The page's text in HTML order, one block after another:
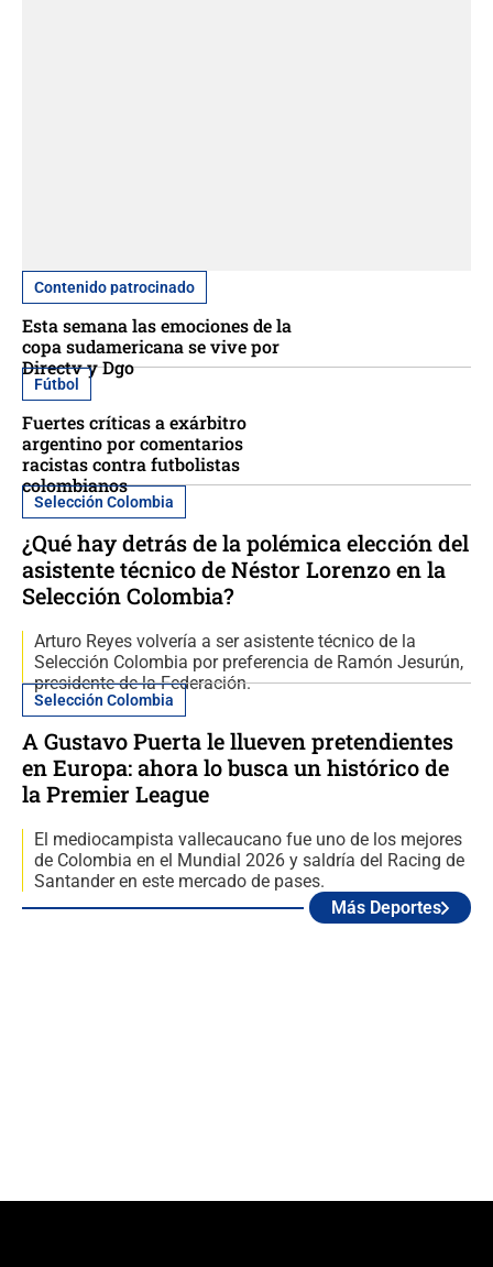
Contenido patrocinado
Esta semana las emociones de la
copa sudamericana se vive por
Directv y Dgo
Fútbol
Fuertes críticas a exárbitro
argentino por comentarios
racistas contra futbolistas
colombianos
Selección Colombia
¿Qué hay detrás de la polémica elección del
asistente técnico de Néstor Lorenzo en la
Selección Colombia?
Arturo Reyes volvería a ser asistente técnico de la
Selección Colombia por preferencia de Ramón Jesurún,
presidente de la Federación.
Selección Colombia
A Gustavo Puerta le llueven pretendientes
en Europa: ahora lo busca un histórico de
la Premier League
El mediocampista vallecaucano fue uno de los mejores
de Colombia en el Mundial 2026 y saldría del Racing de
Santander en este mercado de pases.
Más Deportes